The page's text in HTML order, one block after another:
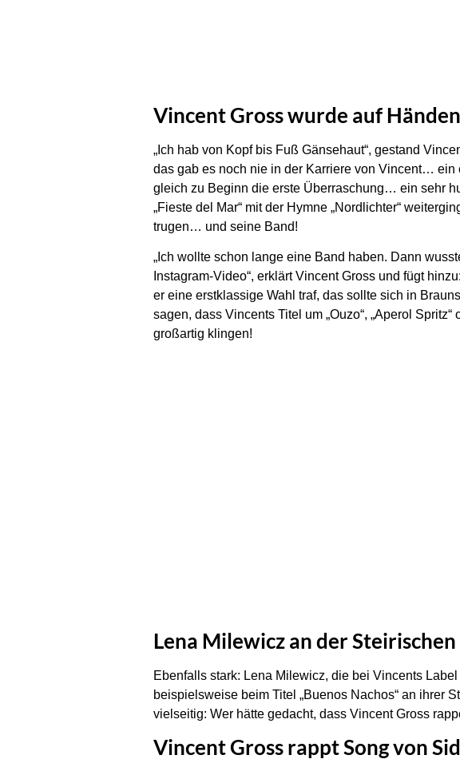
Vincent Gross wurde auf
„Ich hab von Kopf bis Fuß Gänsehaut“, gestand
das gab es noch nie in der Karriere von Vincent…
gleich zu Beginn die erste Überraschung… ein sehr
„Fieste del Mar“ mit der Hymne „Nordlichter“
trugen… und seine Band!
„Ich wollte schon lange eine Band haben. Dann
Instagram-Video“, erklärt Vincent Gross und fügt
er eine erstklassige Wahl traf, das sollte sich in
sagen, dass Vincents Titel um „Ouzo“, „Aperol
großartig klingen!
Lena Milewicz an der
Ebenfalls stark: Lena Milewicz, die bei Vincents
beispielsweise beim Titel „Buenos Nachos“ an ihrer
vielseitig: Wer hätte gedacht, dass Vincent Gross
Vincent Gross rappt Song von